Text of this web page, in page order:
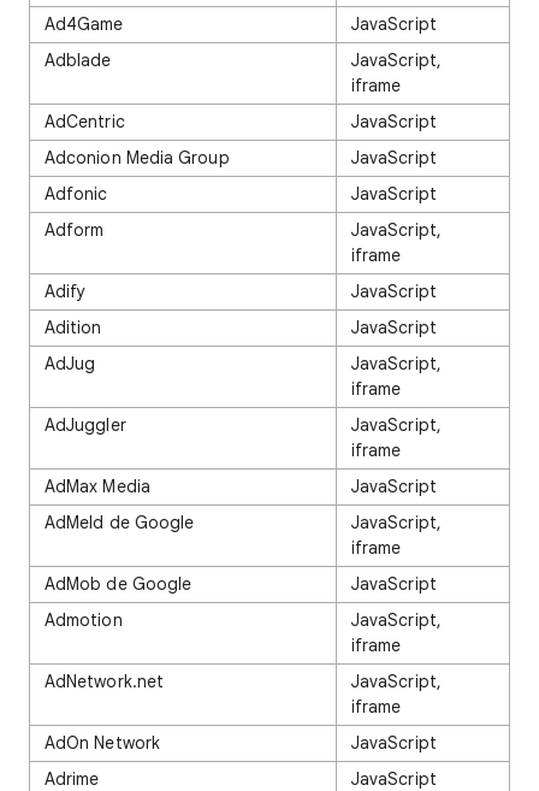
Ad4Game
JavaScript
Adblade
JavaScript,
iframe
AdCentric
JavaScript
Adconion Media Group
JavaScript
Adfonic
JavaScript
Adform
JavaScript,
iframe
Adify
JavaScript
Adition
JavaScript
AdJug
JavaScript,
iframe
AdJuggler
JavaScript,
iframe
AdMax Media
JavaScript
AdMeld de Google
JavaScript,
iframe
AdMob de Google
JavaScript
Admotion
JavaScript,
iframe
AdNetwork.net
JavaScript,
iframe
AdOn Network
JavaScript
Adrime
JavaScript